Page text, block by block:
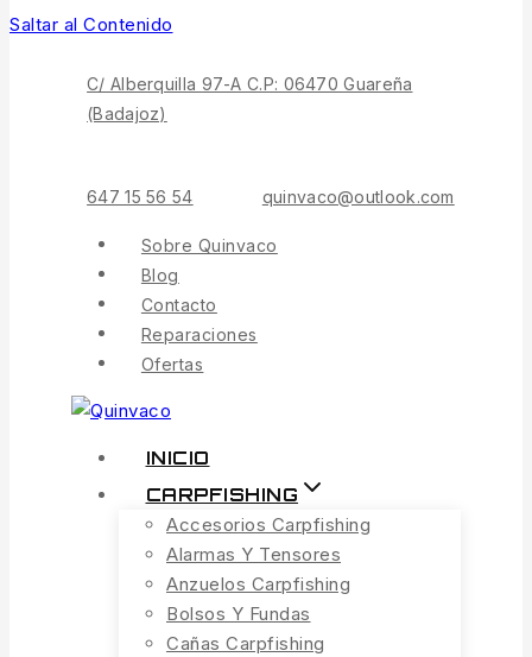
Saltar al Contenido
C/ Alberquilla 97-A C.P: 06470 Guareña
(Badajoz)
647 15 56 54 quinvaco@outlook.com
Sobre Quinvaco
Blog
Contacto
Reparaciones
Ofertas
INICIO
CARPFISHING
Accesorios Carpfishing
Alarmas Y Tensores
Anzuelos Carpfishing
Bolsos Y Fundas
Cañas Carpfishing